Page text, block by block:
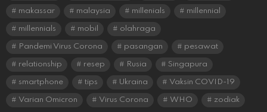
makassar malaysia millenials millennial
millennials mobil olahraga
Pandemi Virus Corona pasangan pesawat
relationship resep Rusia Singapura
smartphone tips Ukraina Vaksin COVID-19
Varian Omicron Virus Corona WHO zodiak